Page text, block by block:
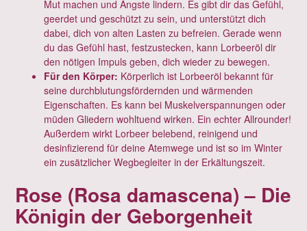
Mut machen und Ängste lindern. Es gibt dir das Gefühl,
geerdet und geschützt zu sein, und unterstützt dich
dabei, dich von alten Lasten zu befreien. Gerade wenn
du das Gefühl hast, festzustecken, kann Lorbeeröl dir
den nötigen Impuls geben, dich wieder zu bewegen.
Für den Körper: Körperlich ist Lorbeeröl bekannt für
seine durchblutungsfördernden und wärmenden
Eigenschaften. Es kann bei Muskelverspannungen oder
müden Gliedern wohltuend wirken. Ein echter Allrounder!
Außerdem wirkt Lorbeer belebend, reinigend und
desinfizierend für deine Atemwege und ist so im Winter
ein zusätzlicher Wegbegleiter in der Erkältungszeit.
Rose (Rosa damascena) – Die
Königin der Geborgenheit